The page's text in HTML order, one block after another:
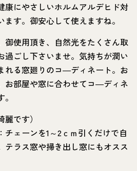
康にやさしいホルムアルデヒド対
。御安心して使えますね。
御使用頂き、自然光をたくさん取
過ごし下さいませ。気持ちが潤い
れる窓廻りのコ―ディネート。お
お部屋や窓に合わせてコ―ディネ
です）
チェーンを1～2ｃｍ引くだけで自
テラス窓や掃き出し窓にもオスス